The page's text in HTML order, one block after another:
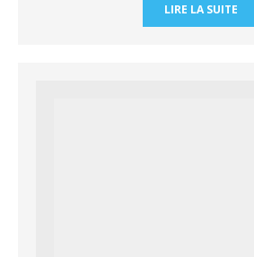
LIRE LA SUITE